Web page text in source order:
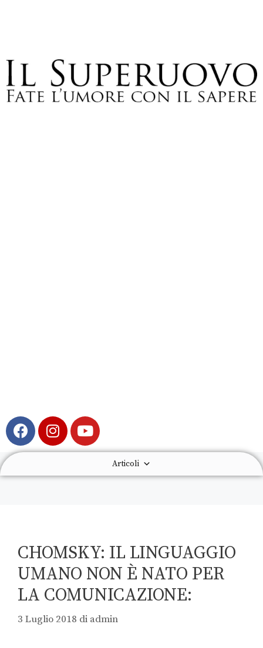
Articoli
CHOMSKY: IL LINGUAGGIO
UMANO NON È NATO PER
LA COMUNICAZIONE:
3 Luglio 2018 di admin